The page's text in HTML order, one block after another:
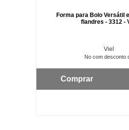
Forma para Bolo Versátil
flandres - 3312 -
Viel
No com desconto
Comprar